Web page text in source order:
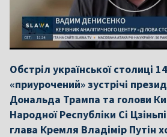
Обстріл української столиці
«приурочений» зустрічі
Дональда Трампа та голови
Народної Республіки Сі
глава Кремля Владімір Путін